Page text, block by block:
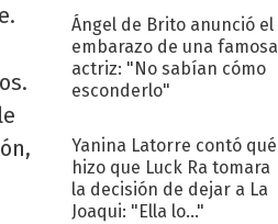
Ángel de Brito anunció el
embarazo de una famosa
actriz: "No sabían cómo
esconderlo"
Yanina Latorre contó qué
hizo que Luck Ra tomara
la decisión de dejar a La
Joaqui: "Ella lo..."